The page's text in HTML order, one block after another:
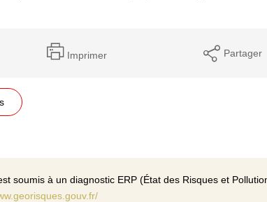
Imprimer Partager
soumis à un diagnostic ERP (État des Risques et